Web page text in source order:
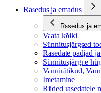
Rasedus ja emadus
Rasedus ja
Vaata kõiki
Sünnitusjärgsed
Rasedate padjad
Sünnitusjärgne
Vannirätikud,
Imetamine
Riided rasedatele